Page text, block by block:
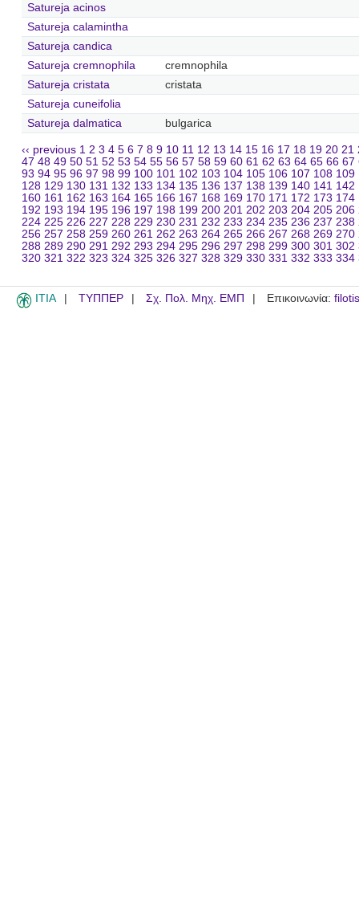
Satureja acinos
Satureja calamintha
Satureja candica
Satureja cremnophila
cremnophila
Satureja cristata
cristata
Satureja cuneifolia
Satureja dalmatica
bulgarica
‹‹ previous 1 2 3 4 5 6 7 8 9 10 11 12 13 14 15 16 17 18 19 20 21
47 48 49 50 51 52 53 54 55 56 57 58 59 60 61 62 63 64 65 66 67
93 94 95 96 97 98 99 100 101 102 103 104 105 106 107 108 109
128 129 130 131 132 133 134 135 136 137 138 139 140 141 142
160 161 162 163 164 165 166 167 168 169 170 171 172 173 174
192 193 194 195 196 197 198 199 200 201 202 203 204 205 206
224 225 226 227 228 229 230 231 232 233 234 235 236 237 238
256 257 258 259 260 261 262 263 264 265 266 267 268 269 270
288 289 290 291 292 293 294 295 296 297 298 299 300 301 302
320 321 322 323 324 325 326 327 328 329 330 331 332 333 334
ITIA ΤΥΠΠΕΡ Σχ. Πολ. Μηχ. ΕΜΠ Επικοινωνία: